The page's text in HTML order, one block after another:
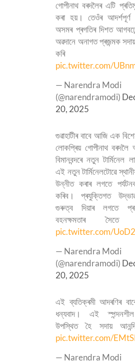
গোপীনাথ বৰদলৈৰ এটি
কৰা হয়। তেওঁৰ
অসমৰ প্ৰগতিৰ দিশত
অৱদানে অনাগত প্ৰজন্মক
কৰি
pic.twitter.com/
— Narendra Modi
(@narendramodi)
20, 2025
গুৱাহাটীৰ বাবে আজি এক
লোকপ্ৰিয় গোপীনাথ বৰদলৈ
বিমানবন্দৰে নতুন টাৰ্মিনেল
এই নতুন টাৰ্মিনেলটোৱে
উন্নীত কৰাৰ লগতে
কৰিব। প্ৰযুক্তিগত
গুৰুত্ব দিয়াৰ লগতে
বহনক্ষমতাৰ সৈতে
pic.twitter.com/
— Narendra Modi
(@narendramodi)
20, 2025
এই ব্যতিক্ৰমী আদৰণিৰ
ধন্যবাদ। এই
উপস্থিত হৈ সদায়
pic.twitter.com/
— Narendra Modi